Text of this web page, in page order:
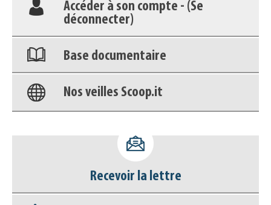
Base documentaire
Nos veilles Scoop.it
Appels à projets
Recevoir la lettre